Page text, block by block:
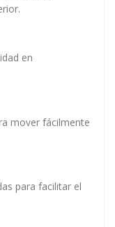
en
mover fácilmente
para facilitar el